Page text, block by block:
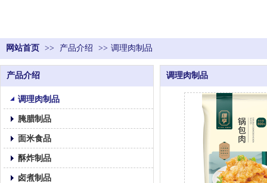
网站首页 >> 产品介绍 >> 调理肉制品
产品介绍
调理肉制品
腌腊制品
面米食品
酥炸制品
卤煮制品
调理肉制品